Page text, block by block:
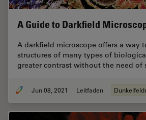
A Guide to Darkfield
A darkfield microscope offers a way
structures of many types of
greater contrast without the need of
Jun 08, 2021 Leitfaden